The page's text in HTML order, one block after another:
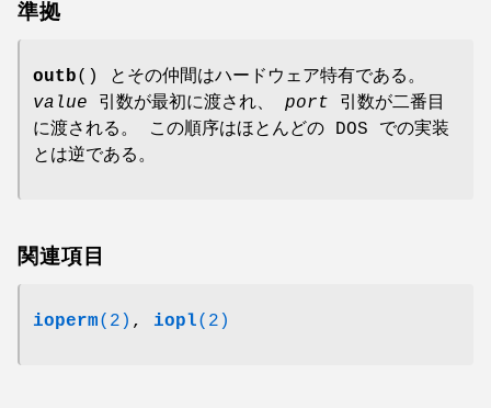
準拠
outb() とその仲間はハードウェア特有である。
value 引数が最初に渡され、 port 引数が二番目
に渡される。 この順序はほとんどの DOS での実装
とは逆である。
関連項目
ioperm(2) , iopl(2)